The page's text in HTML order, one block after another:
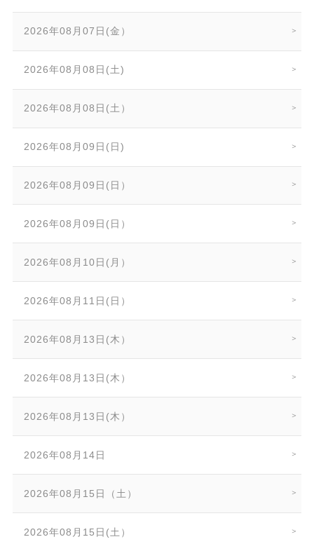
2026年08月07日(金）
2026年08月08日(土)
2026年08月08日(土）
2026年08月09日(日)
2026年08月09日(日）
2026年08月09日(日）
2026年08月10日(月）
2026年08月11日(日）
2026年08月13日(木）
2026年08月13日(木）
2026年08月13日(木）
2026年08月14日
2026年08月15日（土）
2026年08月15日(土）